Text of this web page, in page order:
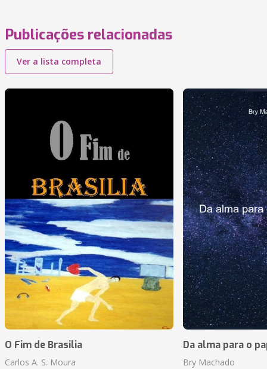
Publicações relacionadas
Ver a lista completa
O Fim de Brasilia
Carlos A. S. Moura
Da alma para o
Bry Machado